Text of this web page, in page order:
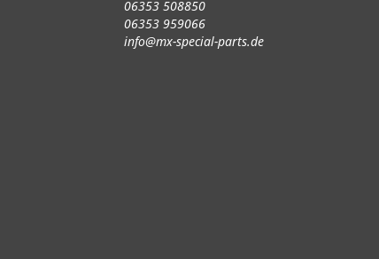
06353 508850
06353 959066
info@mx-special-parts.de